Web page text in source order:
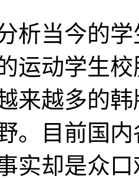
析当今的
运动学生
来越多的
。目前国
实却是众